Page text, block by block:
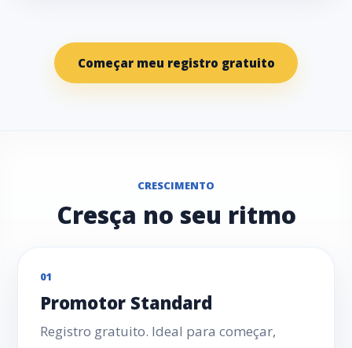
Começar meu registro gratuito
CRESCIMENTO
Cresça no seu ritmo
01
Promotor Standard
Registro gratuito. Ideal para começar,